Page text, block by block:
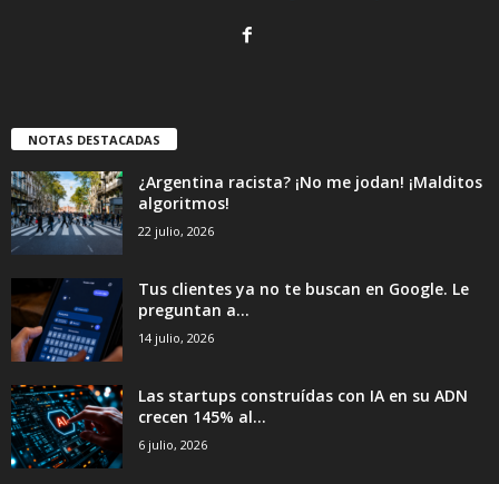
NOTAS DESTACADAS
¿Argentina racista? ¡No me jodan! ¡Malditos
algoritmos!
22 julio, 2026
Tus clientes ya no te buscan en Google. Le
preguntan a...
14 julio, 2026
Las startups construídas con IA en su ADN
crecen 145% al...
6 julio, 2026